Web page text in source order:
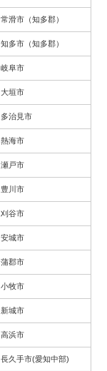
常滑市（知多郡）
知多市（知多郡）
岐阜市
大垣市
多治見市
熱海市
瀬戸市
豊川市
刈谷市
安城市
蒲郡市
小牧市
新城市
高浜市
長久手市(愛知中部)